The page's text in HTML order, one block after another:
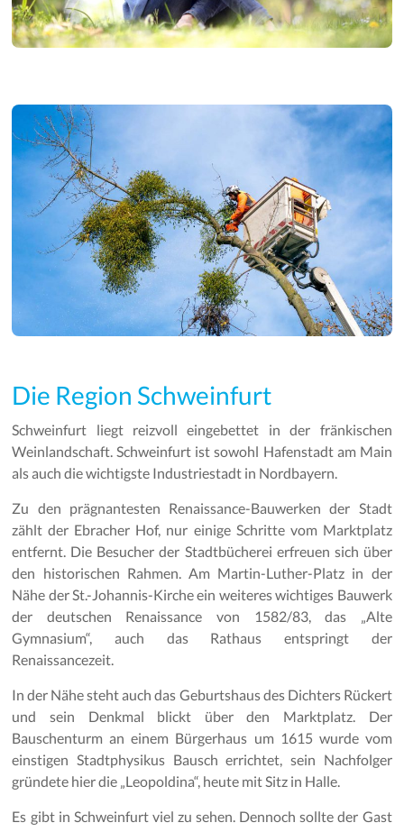
Die Region Schweinfurt
Schweinfurt liegt reizvoll eingebettet in der fränkischen
Weinlandschaft. Schweinfurt ist sowohl Hafenstadt am Main
als auch die wichtigste Industriestadt in Nordbayern.
Zu den prägnantesten Renaissance-Bauwerken der Stadt
zählt der Ebracher Hof, nur einige Schritte vom Marktplatz
entfernt. Die Besucher der Stadtbücherei erfreuen sich über
den historischen Rahmen. Am Martin-Luther-Platz in der
Nähe der St.-Johannis-Kirche ein weiteres wichtiges Bauwerk
der deutschen Renaissance von 1582/83, das „Alte
Gymnasium“, auch das Rathaus entspringt der
Renaissancezeit.
In der Nähe steht auch das Geburtshaus des Dichters Rückert
und sein Denkmal blickt über den Marktplatz. Der
Bauschenturm an einem Bürgerhaus um 1615 wurde vom
einstigen Stadtphysikus Bausch errichtet, sein Nachfolger
gründete hier die „Leopoldina“, heute mit Sitz in Halle.
Es gibt in Schweinfurt viel zu sehen. Dennoch sollte der Gast